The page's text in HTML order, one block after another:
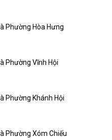
Phường Hòa Hưng
Phường Vĩnh Hội
Phường Khánh Hội
Phường Xóm Chiếu